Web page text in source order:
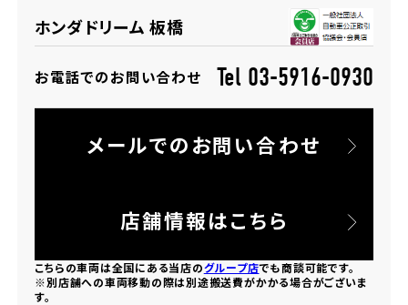
ホンダドリーム 板橋
お電話でのお問い合わせ Tel 03-5916-0930
メールでのお問い合わせ
店舗情報はこちら
こちらの車両は全国にある当店のグループ店でも商談可能です。
※別店舗への車両移動の際は別途搬送費がかかる場合がございま
す。
ホンダドリーム 所沢
ホンダドリーム 大宮